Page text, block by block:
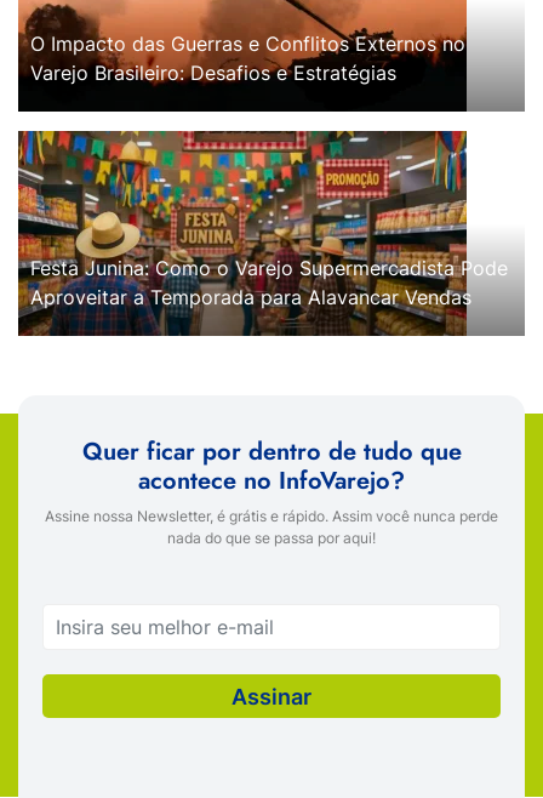
O Impacto das Guerras e Conflitos Externos no
Varejo Brasileiro: Desafios e Estratégias
Festa Junina: Como o Varejo Supermercadista Pode
Aproveitar a Temporada para Alavancar Vendas
Quer ficar por dentro de tudo que
acontece no InfoVarejo?
Assine nossa Newsletter, é grátis e rápido. Assim você nunca perde
nada do que se passa por aqui!